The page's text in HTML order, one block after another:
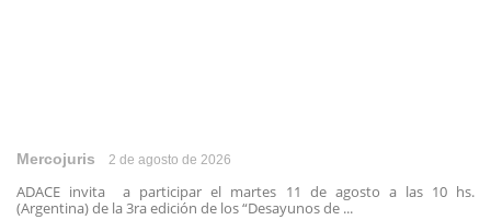
Mercojuris 2 de agosto de 2026
ADACE invita a participar el martes 11 de agosto a las 10 hs.
(Argentina) de la 3ra edición de los “Desayunos de ...